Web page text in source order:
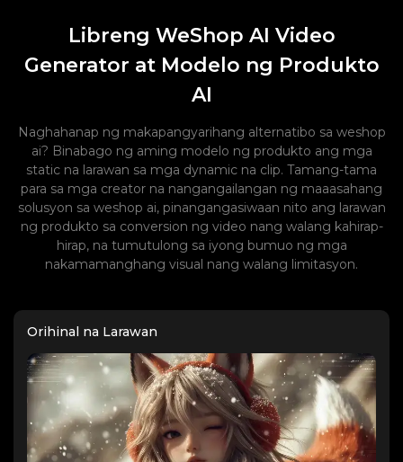
Libreng WeShop AI Video
Generator at Modelo ng Produkto
AI
Naghahanap ng makapangyarihang alternatibo sa weshop
ai? Binabago ng aming modelo ng produkto ang mga
static na larawan sa mga dynamic na clip. Tamang-tama
para sa mga creator na nangangailangan ng maaasahang
solusyon sa weshop ai, pinangangasiwaan nito ang larawan
ng produkto sa conversion ng video nang walang kahirap-
hirap, na tumutulong sa iyong bumuo ng mga
nakamamanghang visual nang walang limitasyon.
Orihinal na Larawan